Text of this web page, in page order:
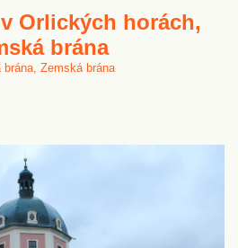
Orlických horách,
brána
brána, Zemská brána